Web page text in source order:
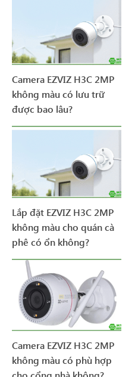
Camera EZVIZ H3C 2MP
không màu có lưu trữ
được bao lâu?
Lắp đặt EZVIZ H3C 2MP
không màu cho quán cà
phê có ổn không?
Camera EZVIZ H3C 2MP
không màu có phù hợp